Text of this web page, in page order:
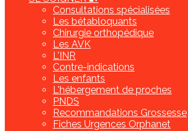
Consultations spécialisées
Les bétabloquants
Chirurgie orthopédique
Les AVK
L'INR
Contre-indications
Les enfants
L'hébergement de proches
PNDS
Recommandations Grossesse
Fiches Urgences Orphanet